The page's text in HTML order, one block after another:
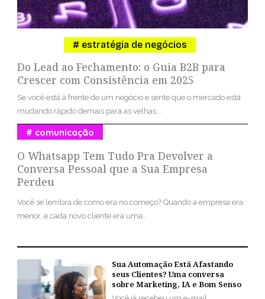
Do Lead ao Fechamento: o Guia B2B para
Crescer com Consistência em 2025
estratégia de negócios
Se você está à frente de um negócio e sente que o mercado está
mudando rápido demais para as velhas...
O Whatsapp Tem Tudo Pra Devolver a
Conversa Pessoal que a Sua Empresa
Perdeu
comunicação
Você se lembra de como era no começo? Quando a empresa era
menor, e cada novo cliente era uma...
Sua Automação Está Afastando
seus Clientes? Uma conversa
sobre Marketing, IA e Bom Senso